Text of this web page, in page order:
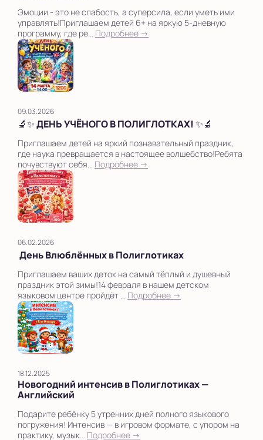
Эмоции - это не слабость, а суперсила, если уметь ими
управлять!Приглашаем детей 6+ на яркую 5-дневную
программу, где ре... Подробнее →
09.03.2026
🔬✨ ДЕНЬ УЧЁНОГО В ПОЛИГЛОТКАХ! ✨🔬
Приглашаем детей на яркий познавательный праздник,
где наука превращается в настоящее волшебство!Ребята
почувствуют себя... Подробнее →
06.02.2026
День Влюблённых в Полиглотиках
Приглашаем ваших деток на самый тёплый и душевный
праздник этой зимы!14 февраля в нашем детском
языковом центре пройдёт ... Подробнее →
18.12.2025
Новогодний интенсив в Полиглотиках —
Английский
Подарите ребёнку 5 утренних дней полного языкового
погружения! Интенсив — в игровом формате, с упором на
практику, музык... Подробнее →